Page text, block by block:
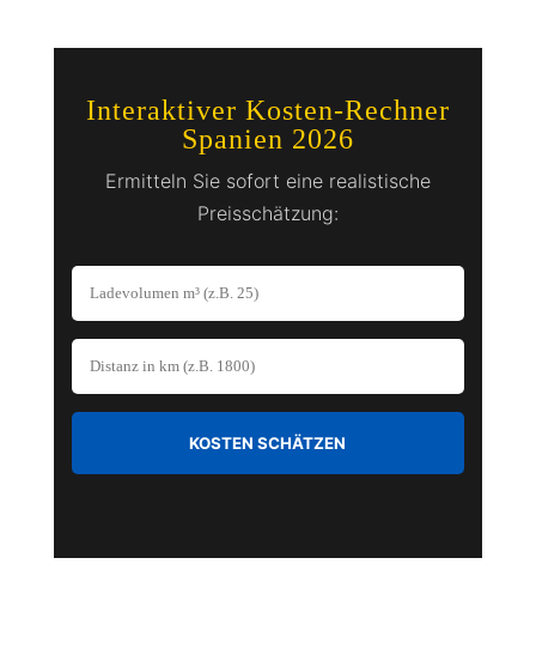
Interaktiver Kosten-Rechner
Spanien 2026
Ermitteln Sie sofort eine realistische
Preisschätzung:
KOSTEN SCHÄTZEN